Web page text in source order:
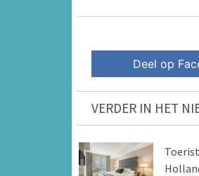
Deel op
VERDER IN HET